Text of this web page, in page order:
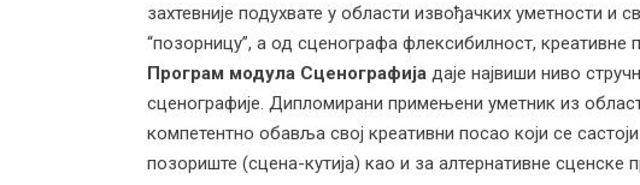
захтевније подухвате у области извођачких уметности и
“позорницу”, а од сценографа флексибилност, креативне
Програм модула Сценографија даје највиши ниво
сценографије. Дипломирани примењени уметник из
компетентно обавља свој креативни посао који се
позориште (сцена-кутија) као и за алтернативне сценске